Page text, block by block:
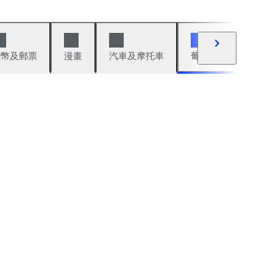
及郵票 漫畫 汽車及摩托車 葡萄酒與烈酒